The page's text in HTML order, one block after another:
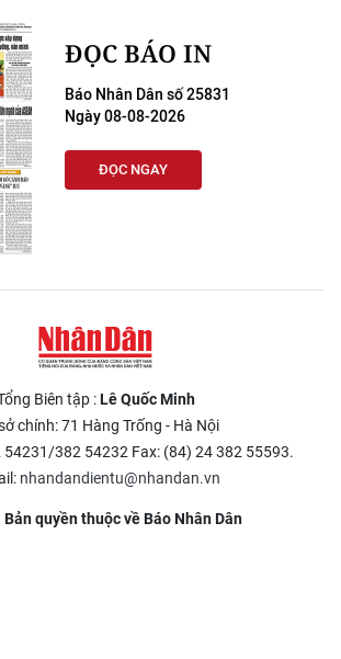
ĐỌC BÁO IN
Báo Nhân Dân số 25831
Ngày 08-08-2026
ĐỌC NGAY
Biên tập :Lê Quốc Minh
chính: 71 Hàng Trống - Hà Nội
54231/382 54232 Fax: (84) 24 382 55593.
nhandandientu@nhandan.vn
quyền thuộc về Báo Nhân Dân